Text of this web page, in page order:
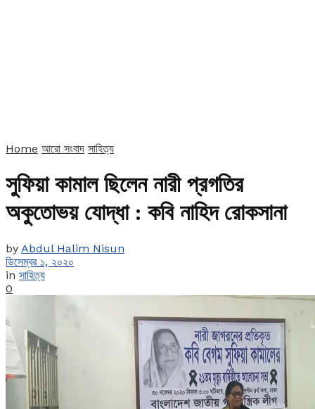
Home আরো সংবাদ সাহিত্য
সুফিয়া কামাল ছিলেন নারী প্রগতির
অকুতোভয় যোদ্ধা : কবি নাহিদ রোকসানা
by Abdul Halim Nisun
ডিসেম্বর ১, ২০২০
in সাহিত্য
0